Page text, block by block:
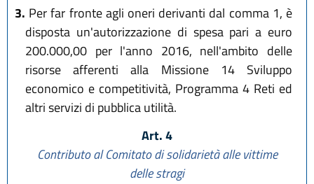
3. Per far fronte agli oneri derivanti dal comma 1, è
disposta un'autorizzazione di spesa pari a euro
200.000,00 per l'anno 2016, nell'ambito delle
risorse afferenti alla Missione 14 Sviluppo
economico e competitività, Programma 4 Reti ed
altri servizi di pubblica utilità.
Art. 4
Contributo al Comitato di solidarietà alle vittime
delle stragi